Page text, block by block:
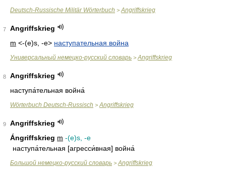
Deutsch-Russische Militär Wörterbuch > Angriffskrieg
7
Angriffskrieg
m <-(e)s, -e> наступательная война
Универсальный немецко-русский словарь > Angriffskrieg
8
Angriffskrieg
наступа́тельная война́
Wörterbuch Deutsch-Russisch > Angriffskrieg
9
Angriffskrieg
Ángriffskrieg m -(e)s, -e
наступа́тельная [агресси́вная] война́
Большой немецко-русский словарь > Angriffskrieg